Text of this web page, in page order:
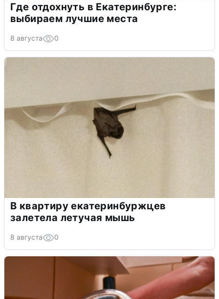
Где отдохнуть в Екатеринбурге:
выбираем лучшие места
8 августа 0
В квартиру екатеринбуржцев
залетела летучая мышь
8 августа 0